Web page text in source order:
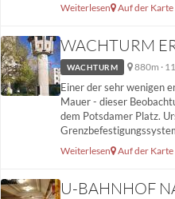
Weiterlesen Auf der Karte
WACHTURM
WACHTURM 880m ·
Einer der sehr wenigen
Mauer - dieser
dem Potsdamer Platz.
Weiterlesen Auf der Karte
U-BAHNHOF